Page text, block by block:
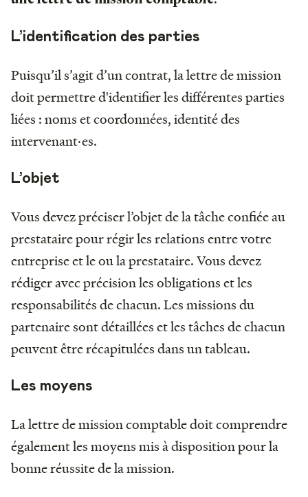
L’identification des parties
Puisqu’il s’agit d’un contrat, la lettre de mission
doit permettre d'identifier les différentes parties
liées : noms et coordonnées, identité des
intervenant·es.
L’objet
Vous devez préciser l’objet de la tâche confiée au
prestataire pour régir les relations entre votre
entreprise et le ou la prestataire. Vous devez
rédiger avec précision les obligations et les
responsabilités de chacun. Les missions du
partenaire sont détaillées et les tâches de chacun
peuvent être récapitulées dans un tableau.
Les moyens
La lettre de mission comptable doit comprendre
également les moyens mis à disposition pour la
bonne réussite de la mission.